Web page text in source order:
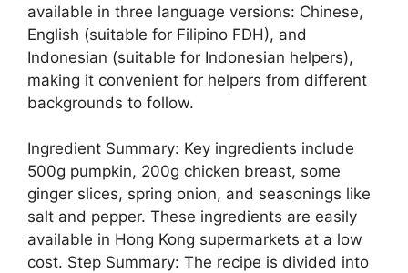
available in three language versions: Chinese,
English (suitable for Filipino FDH), and
Indonesian (suitable for Indonesian helpers),
making it convenient for helpers from different
backgrounds to follow.
Ingredient Summary: Key ingredients include
500g pumpkin, 200g chicken breast, some
ginger slices, spring onion, and seasonings like
salt and pepper. These ingredients are easily
available in Hong Kong supermarkets at a low
cost. Step Summary: The recipe is divided into